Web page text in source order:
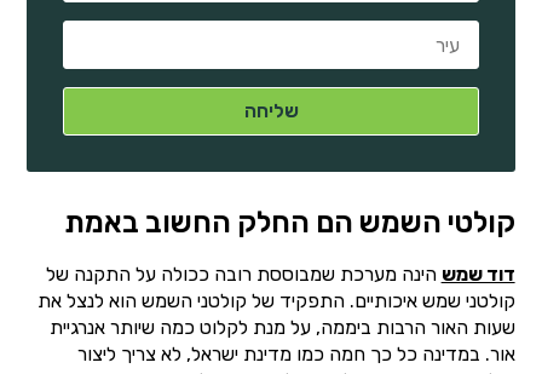
קולטי השמש הם החלק החשוב באמת
דוד שמש הינה מערכת שמבוססת רובה ככולה על התקנה של
קולטני שמש איכותיים. התפקיד של קולטני השמש הוא לנצל את
שעות האור הרבות ביממה, על מנת לקלוט כמה שיותר אנרגיית
אור. במדינה כל כך חמה כמו מדינת ישראל, לא צריך ליצור